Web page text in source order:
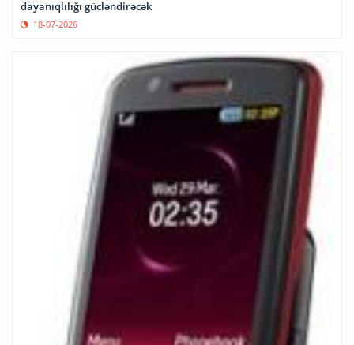
dayanıqlılığı gücləndirəcək
18-07-2026